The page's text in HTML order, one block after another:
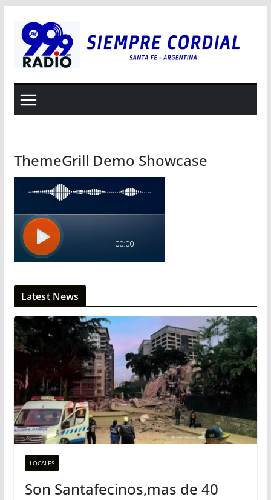
contenido
ThemeGrill Demo Showcase
Latest News
LOCALES
Son Santafecinos,mas de 40